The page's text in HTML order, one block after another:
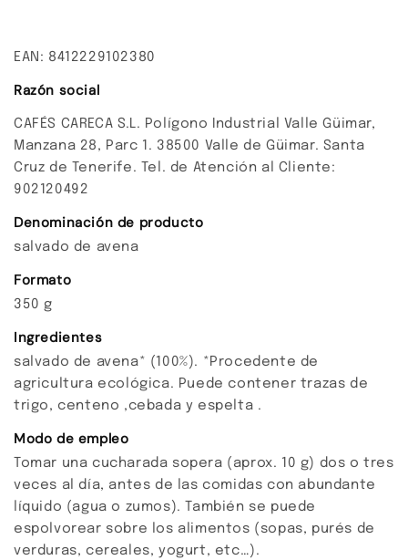
EAN: 8412229102380
Razón social
CAFÉS CARECA S.L. Polígono Industrial Valle Güimar,
Manzana 28, Parc 1. 38500 Valle de Güimar. Santa
Cruz de Tenerife. Tel. de Atención al Cliente:
902120492
Denominación de producto
salvado de avena
Formato
350 g
Ingredientes
salvado de avena* (100%). *Procedente de
agricultura ecológica. Puede contener trazas de
trigo, centeno ,cebada y espelta .
Modo de empleo
Tomar una cucharada sopera (aprox. 10 g) dos o tres
veces al día, antes de las comidas con abundante
líquido (agua o zumos). También se puede
espolvorear sobre los alimentos (sopas, purés de
verduras, cereales, yogurt, etc…).